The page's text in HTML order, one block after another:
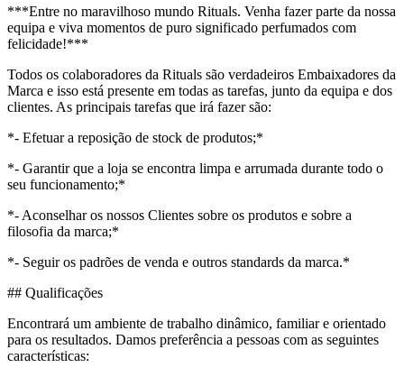
***Entre no maravilhoso mundo Rituals. Venha fazer parte da nossa
equipa e viva momentos de puro significado perfumados com
felicidade!***
Todos os colaboradores da Rituals são verdadeiros Embaixadores da
Marca e isso está presente em todas as tarefas, junto da equipa e dos
clientes. As principais tarefas que irá fazer são:
*- Efetuar a reposição de stock de produtos;*
*- Garantir que a loja se encontra limpa e arrumada durante todo o
seu funcionamento;*
*- Aconselhar os nossos Clientes sobre os produtos e sobre a
filosofia da marca;*
*- Seguir os padrões de venda e outros standards da marca.*
## Qualificações
Encontrará um ambiente de trabalho dinâmico, familiar e orientado
para os resultados. Damos preferência a pessoas com as seguintes
características: